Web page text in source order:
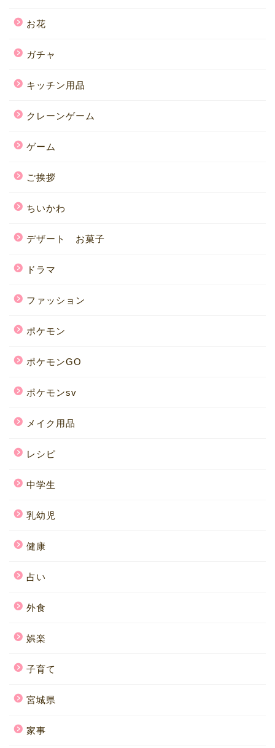
お花
ガチャ
キッチン用品
クレーンゲーム
ゲーム
ご挨拶
ちいかわ
デザート お菓子
ドラマ
ファッション
ポケモン
ポケモンGO
ポケモンsv
メイク用品
レシピ
中学生
乳幼児
健康
占い
外食
娯楽
子育て
宮城県
家事